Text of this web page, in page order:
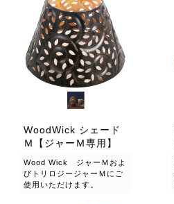
WoodWick シェード
Ｍ【ジャーＭ専用】
Wood Wick ジャーＭおよ
びトリロジージャーＭにご
使用いただけます。